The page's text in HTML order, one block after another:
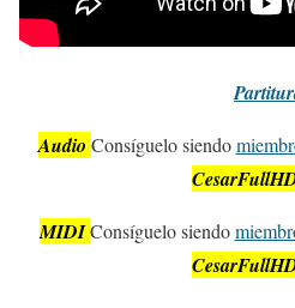
Audio Consíguelo siendo
MIDI Consíguelo siendo